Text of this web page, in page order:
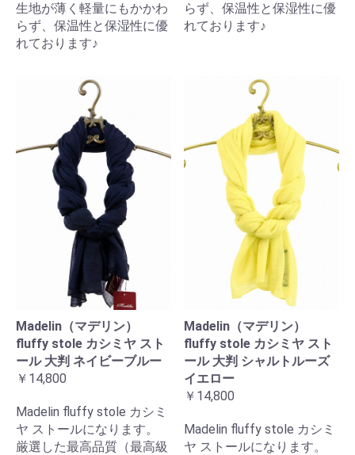
生地が薄く軽量にもかかわ
らず、保温性と保湿性に優
れております♪
らず、保温性と保湿性に優
れております♪
Madelin（マデリン）
fluffy stole カシミヤ スト
ール 大判 ネイビーブルー
￥14,800
Madelin fluffy stole カシミ
ヤ ストールになります。
厳選した最高品質（最高級
Madelin（マデリン）
fluffy stole カシミヤ スト
ール 大判 シャルトルーズ
イエロー
￥14,800
Madelin fluffy stole カシミ
ヤ ストールになります。